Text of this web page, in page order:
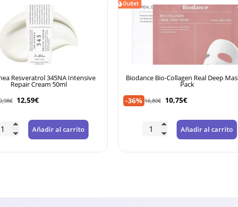
Resveratrol 345NA Intensive
Repair Cream 50ml
€ 12,59€
Añadir al carrito
Outlet
Biodance Bio-Collagen Real Deep
Pack
-36% 16,80€ 10,75€
Añadir al carrito